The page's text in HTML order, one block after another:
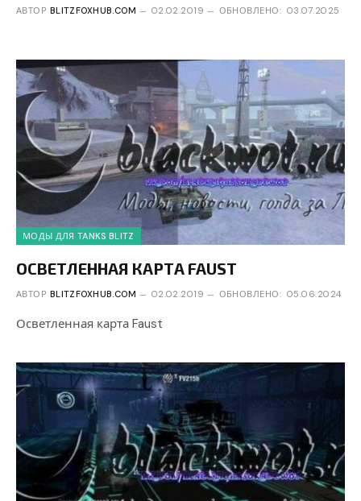
АВТОР BLITZFOXHUB.COM 02.02.2019 ОБНОВЛЕНО: 03.07.2025
МОДЫ ДЛЯ TANKS BLITZ
ОСВЕТЛЕННАЯ КАРТА FAUST
АВТОР BLITZFOXHUB.COM 02.02.2019 ОБНОВЛЕНО: 05.06.2024
Осветленная карта Faust